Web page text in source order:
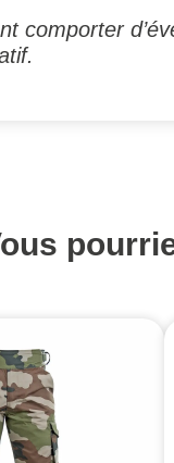
comporter